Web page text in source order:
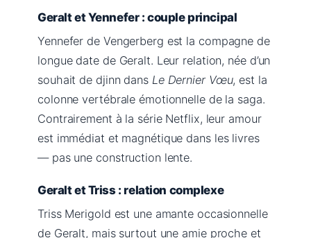
Geralt et Yennefer : couple principal
Yennefer de Vengerberg est la compagne de
longue date de Geralt. Leur relation, née d’un
souhait de djinn dans Le Dernier Vœu, est la
colonne vertébrale émotionnelle de la saga.
Contrairement à la série Netflix, leur amour
est immédiat et magnétique dans les livres
— pas une construction lente.
Geralt et Triss : relation complexe
Triss Merigold est une amante occasionnelle
de Geralt, mais surtout une amie proche et